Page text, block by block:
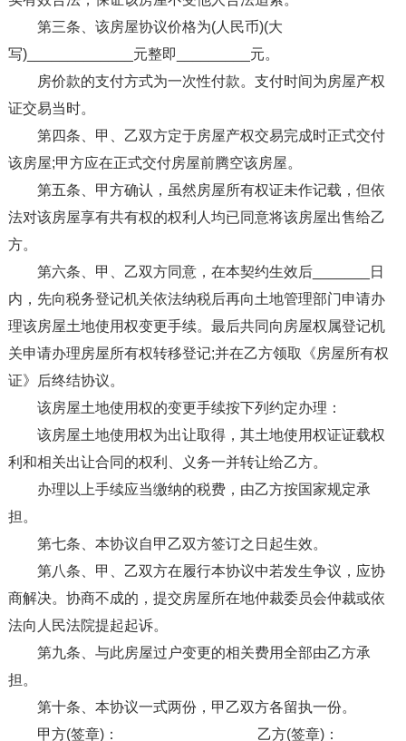
第三条、该房屋协议价格为(人民币)(大
写)_____________元整即_________元。
房价款的支付方式为一次性付款。支付时间为房屋产权
证交易当时。
第四条、甲、乙双方定于房屋产权交易完成时正式交付
该房屋;甲方应在正式交付房屋前腾空该房屋。
第五条、甲方确认，虽然房屋所有权证未作记载，但依
法对该房屋享有共有权的权利人均已同意将该房屋出售给乙
方。
第六条、甲、乙双方同意，在本契约生效后_______日
内，先向税务登记机关依法纳税后再向土地管理部门申请办
理该房屋土地使用权变更手续。最后共同向房屋权属登记机
关申请办理房屋所有权转移登记;并在乙方领取《房屋所有权
证》后终结协议。
该房屋土地使用权的变更手续按下列约定办理：
该房屋土地使用权为出让取得，其土地使用权证证载权
利和相关出让合同的权利、义务一并转让给乙方。
办理以上手续应当缴纳的税费，由乙方按国家规定承
担。
第七条、本协议自甲乙双方签订之日起生效。
第八条、甲、乙双方在履行本协议中若发生争议，应协
商解决。协商不成的，提交房屋所在地仲裁委员会仲裁或依
法向人民法院提起起诉。
第九条、与此房屋过户变更的相关费用全部由乙方承
担。
第十条、本协议一式两份，甲乙双方各留执一份。
甲方(签章)：_________________乙方(签章)：